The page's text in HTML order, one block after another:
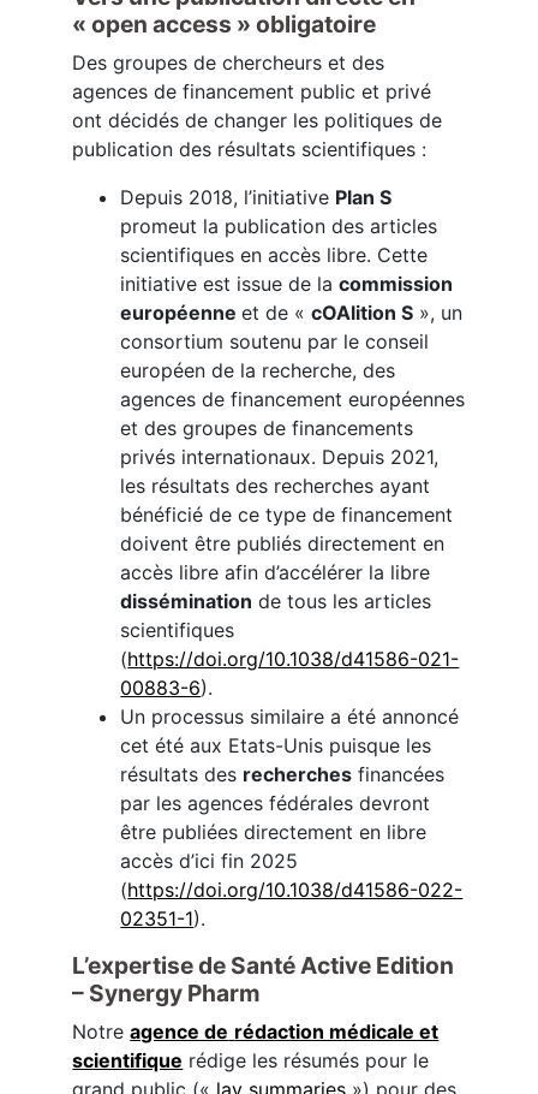
« open access » obligatoire
Des groupes de chercheurs et des
agences de financement public et privé
ont décidés de changer les politiques de
publication des résultats scientifiques :
Depuis 2018, l’initiative Plan S
promeut la publication des articles
scientifiques en accès libre. Cette
initiative est issue de lacommission
européenneet de «cOAlition S », un
consortium soutenu par le conseil
européen de la recherche, des
agences de financement européennes
et des groupes de financements
privés internationaux. Depuis 2021,
les résultats des recherches ayant
bénéficié de ce type de financement
doivent être publiés directement en
accès libre afin d’accélérer la libre
dissémination de tous les articles
scientifiques
(https://doi.org/10.1038/d41586-021-
00883-6).
Un processus similaire a été annoncé
cet été aux Etats-Unis puisque les
résultats des recherches financées
par les agences fédérales devront
être publiées directement en libre
accès d’ici fin 2025
(https://doi.org/10.1038/d41586-022-
02351-1).
L’expertise de Santé Active Edition
– Synergy Pharm
Notreagence de rédaction médicale et
scientifique rédige les résumés pour le